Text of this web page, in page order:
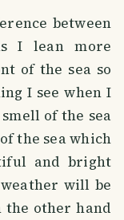
between
I lean more
of the sea so
I see when I
of the sea
the sea which
and bright
will be
the other hand